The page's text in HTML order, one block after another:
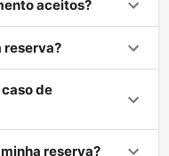
aceitos?
reserva?
de
reserva?